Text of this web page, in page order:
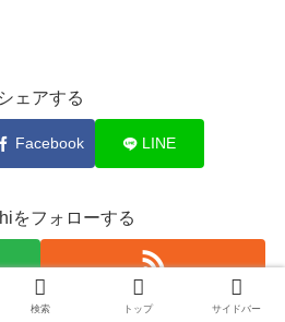
シェアする
Facebook LINE
をフォローする
検索 トップ サイドバー